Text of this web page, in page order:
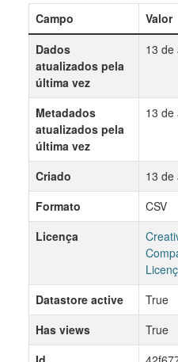
Campo
Valor
Dados
atualizados pela
última vez
13 de
Metadados
atualizados pela
última vez
13 de
Criado
13 de
Formato
CSV
Licença
Datastore active
True
Has views
True